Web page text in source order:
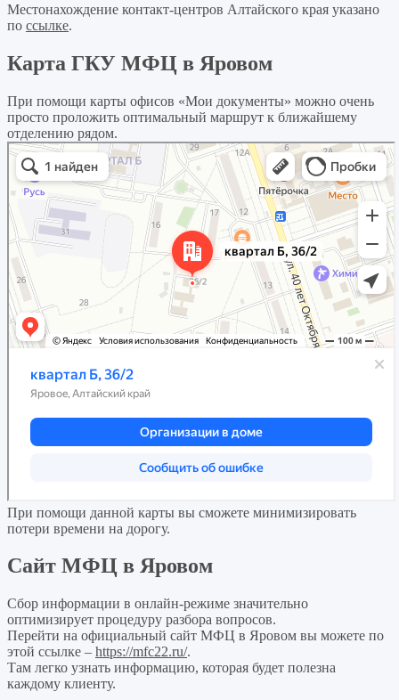
Местонахождение контакт-центров Алтайского края указано
по ссылке.
Карта ГКУ МФЦ в Яровом
При помощи карты офисов «Мои документы» можно очень
просто проложить оптимальный маршрут к ближайшему
отделению рядом.
При помощи данной карты вы сможете минимизировать
потери времени на дорогу.
Сайт МФЦ в Яровом
Сбор информации в онлайн-режиме значительно
оптимизирует процедуру разбора вопросов.
Перейти на официальный сайт МФЦ в Яровом вы можете по
этой ссылке – https://mfc22.ru/.
Там легко узнать информацию, которая будет полезна
каждому клиенту.